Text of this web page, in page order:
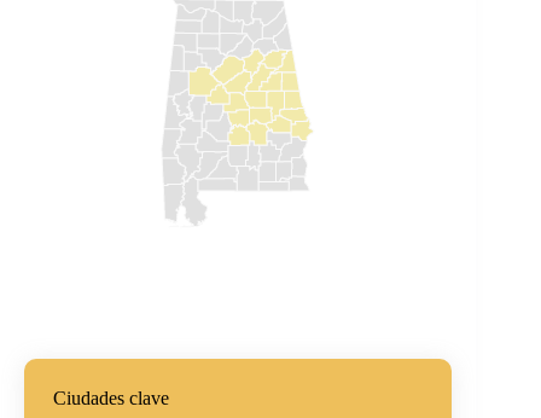
Ciudades clave